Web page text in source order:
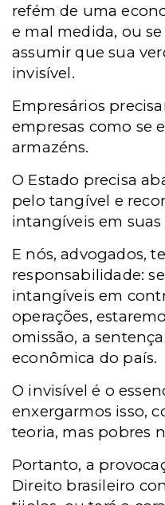
refém de uma
e mal medida, ou
assumir que sua
invisível.
Empresários
empresas como se
armazéns.
O Estado precisa
pelo tangível e
intangíveis em suas
E nós, advogados,
responsabilidade:
intangíveis em
operações,
omissão, a
econômica do país.
O invisível é o
enxergarmos isso,
teoria, mas pobres
Portanto, a
Direito brasileiro